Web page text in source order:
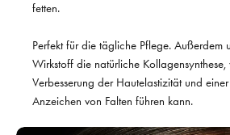
fetten.
Perfekt für die tägliche Pflege. Außerdem
Wirkstoff die natürliche
Verbesserung der Hautelastizität und
Anzeichen von Falten führen kann.